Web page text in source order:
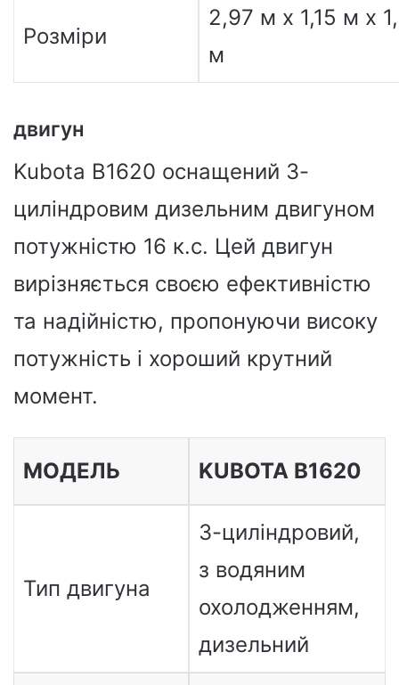
Розміри
2,97 м x 1,15 м x
м
двигун
Kubota B1620 оснащений 3-
циліндровим дизельним двигуном
потужністю 16 к.с. Цей двигун
вирізняється своєю ефективністю
та надійністю, пропонуючи високу
потужність і хороший крутний
момент.
МОДЕЛЬ KUBOTA B1620
Тип двигуна
3-циліндровий,
з водяним
охолодженням,
дизельний